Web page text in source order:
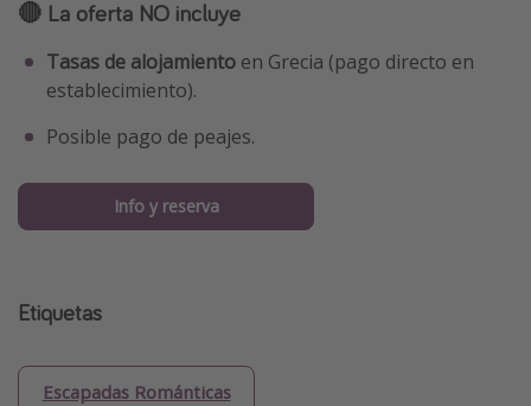
🔴 La oferta NO incluye
Tasas de alojamiento en Grecia (pago directo en
establecimiento).
Posible pago de peajes.
Info y reserva
Etiquetas
Escapadas Románticas